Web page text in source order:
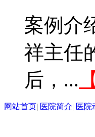
案例介
祥主任
后，...
网站首页| 医院简介| 医院